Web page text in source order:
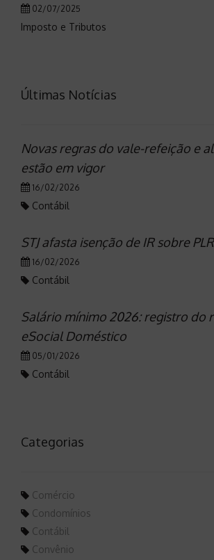
02/07/2025
Imposto e Tributos
Últimas Notícias
Novas regras do vale-refeição e
estão em vigor
16/02/2026
Contábil
STJ afasta isenção de IR sobre PLR
16/02/2026
Contábil
Salário mínimo 2026: registro do
eSocial Doméstico
05/01/2026
Contábil
Categorias
Comércio
Condomínios
Contábil
Convênio